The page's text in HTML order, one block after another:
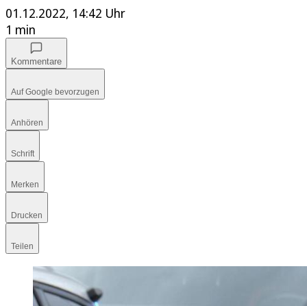
01.12.2022, 14:42 Uhr
1 min
Kommentare
Auf Google bevorzugen
Anhören
Schrift
Merken
Drucken
Teilen